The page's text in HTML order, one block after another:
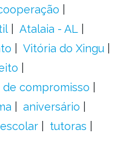
Atalaia - AL
Vitória do Xingu
compromisso
aniversário
tutoras